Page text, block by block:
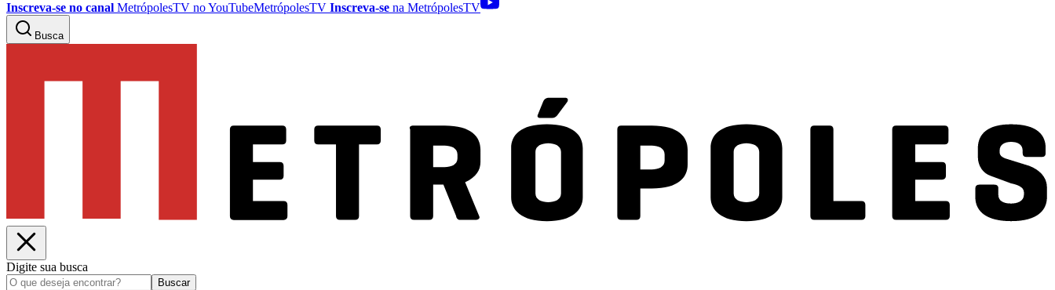
Inscreva-se no canal MetrópolesTV noYouTubeMetrópolesTV Inscreva-se na MetrópolesTV
Busca
Digite sua busca
Buscar